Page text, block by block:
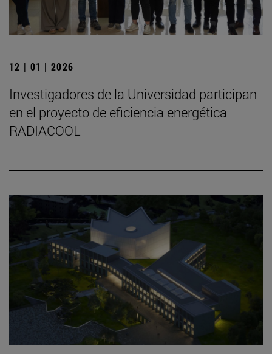
12 | 01 | 2026
Investigadores de la Universidad participan
en el proyecto de eficiencia energética
RADIACOOL